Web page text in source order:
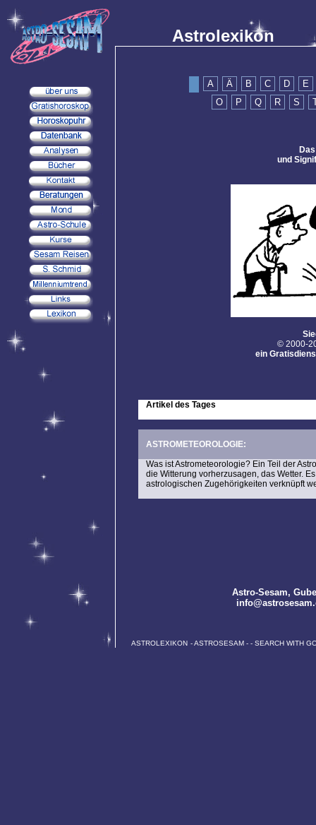
Astrolexikon
A Ä B C D
E
O
P Q R S
und
© 2000-
ein
Artikel des Tages
ASTROMETEOROLOGIE:
Was ist Astrometeorologie? Ein Teil der
die Witterung vorherzusagen, das Wetter.
astrologischen Zugehörigkeiten verknüpft
Astro-Sesam,
ASTROLEXIKON -ASTROSESAM - - SEARCH WITH